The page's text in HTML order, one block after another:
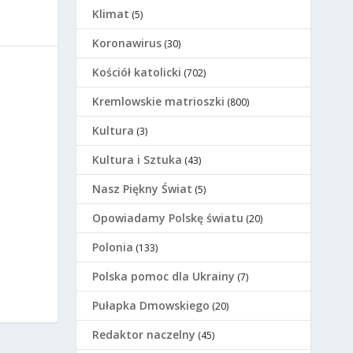
Klimat (5)
Koronawirus (30)
Kościół katolicki (702)
Kremlowskie matrioszki (800)
Kultura (3)
Kultura i Sztuka (43)
Nasz Piękny Świat (5)
Opowiadamy Polskę światu (20)
Polonia (133)
Polska pomoc dla Ukrainy (7)
Pułapka Dmowskiego (20)
Redaktor naczelny (45)